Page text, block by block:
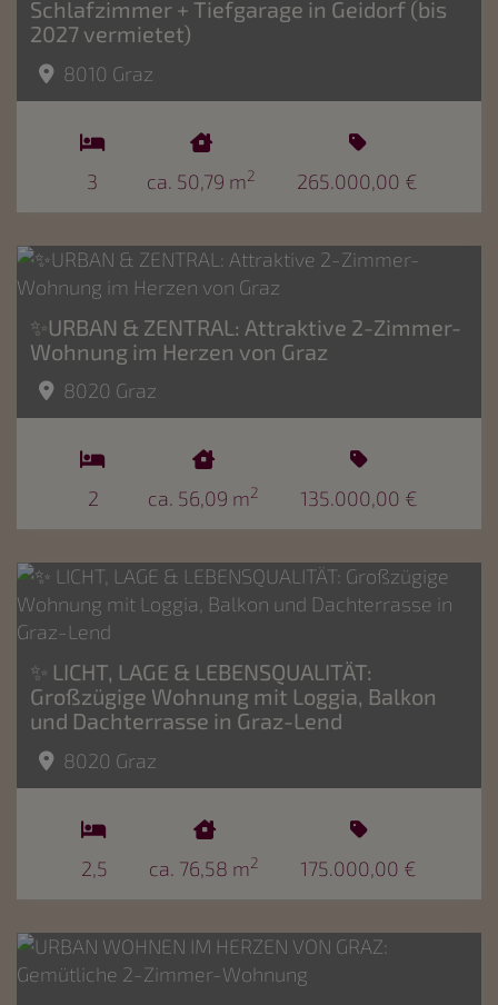
Schlafzimmer + Tiefgarage in Geidorf (bis
2027 vermietet)
8010 Graz
3 ca. 50,79 m2 265.000,00 €
✨URBAN & ZENTRAL: Attraktive 2-Zimmer-
Wohnung im Herzen von Graz
8020 Graz
2 ca. 56,09 m2 135.000,00 €
✨ LICHT, LAGE & LEBENSQUALITÄT:
Großzügige Wohnung mit Loggia, Balkon
und Dachterrasse in Graz-Lend
8020 Graz
2,5 ca. 76,58 m2 175.000,00 €